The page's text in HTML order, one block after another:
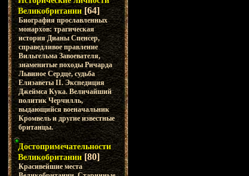
Великобритании [64]
Биография прославленных
монархов: трагическая
история Дианы Спенсер,
справедливое правление
Вильгельма Завоевателя,
знаменитые походы Ричарда
Львиное Сердце, судьба
Елизаветы II. Экспедиция
Джеймса Кука. Величайший
политик Черчилль,
выдающийся военачальник
Кромвель и другие известные
британцы.
Достопримечательности
Великобритании [80]
Красивейшие места